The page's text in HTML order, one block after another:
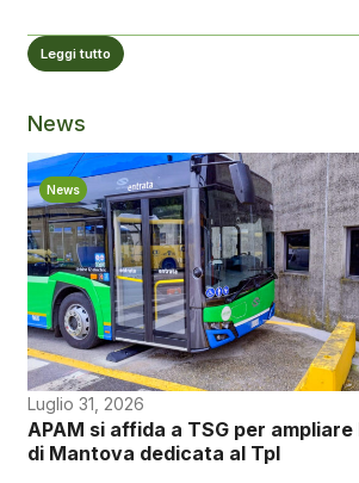
Leggi tutto
News
News
Luglio 31, 2026
APAM si affida a TSG per
di Mantova dedicata al Tpl